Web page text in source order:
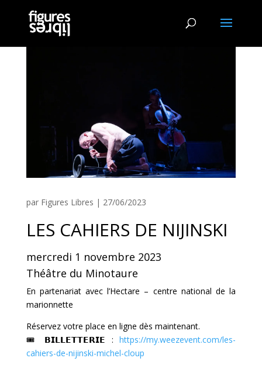
par Figures Libres | 27/06/2023
LES CAHIERS DE NIJINSKI
mercredi 1 novembre 2023
Théâtre du Minotaure
En partenariat avec l’Hectare – centre national de la
marionnette
Réservez votre place en ligne dès maintenant.
🎟 𝗕𝗜𝗟𝗟𝗘𝗧𝗧𝗘𝗥𝗜𝗘 :https://my.weezevent.com/les-
cahiers-de-nijinski-michel-cloup